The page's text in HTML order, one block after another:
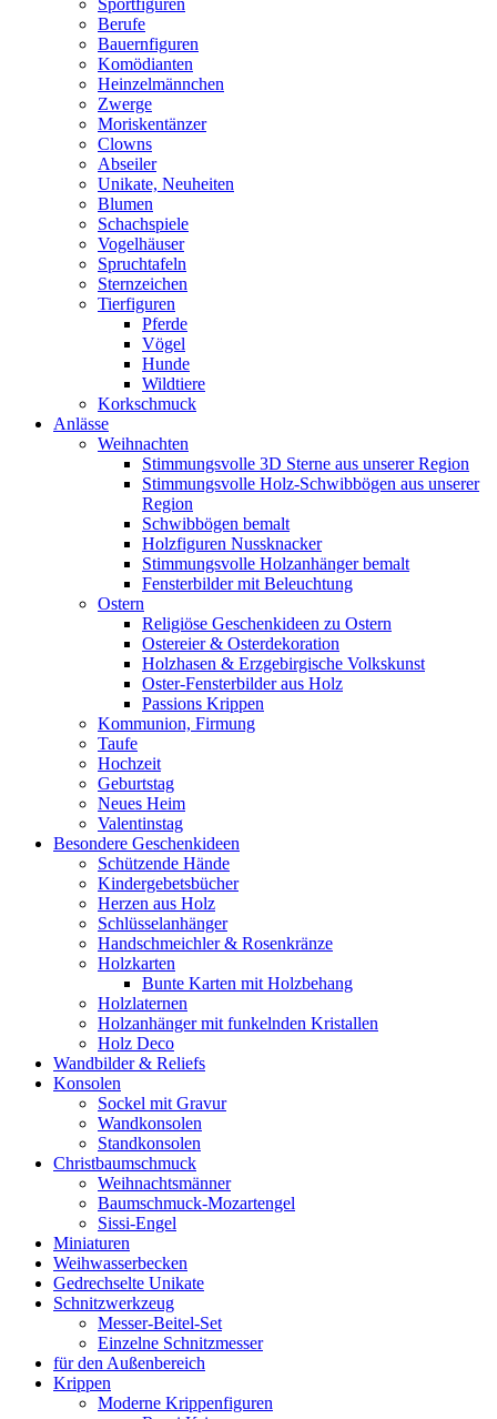
Sportfiguren
Berufe
Bauernfiguren
Komödianten
Heinzelmännchen
Zwerge
Moriskentänzer
Clowns
Abseiler
Unikate, Neuheiten
Blumen
Schachspiele
Vogelhäuser
Spruchtafeln
Sternzeichen
Tierfiguren
Pferde
Vögel
Hunde
Wildtiere
Korkschmuck
Anlässe
Weihnachten
Stimmungsvolle 3D Sterne aus unserer Region
Stimmungsvolle Holz-Schwibbögen aus unserer
Region
Schwibbögen bemalt
Holzfiguren Nussknacker
Stimmungsvolle Holzanhänger bemalt
Fensterbilder mit Beleuchtung
Ostern
Religiöse Geschenkideen zu Ostern
Ostereier & Osterdekoration
Holzhasen & Erzgebirgische Volkskunst
Oster-Fensterbilder aus Holz
Passions Krippen
Kommunion, Firmung
Taufe
Hochzeit
Geburtstag
Neues Heim
Valentinstag
Besondere Geschenkideen
Schützende Hände
Kindergebetsbücher
Herzen aus Holz
Schlüsselanhänger
Handschmeichler & Rosenkränze
Holzkarten
Bunte Karten mit Holzbehang
Holzlaternen
Holzanhänger mit funkelnden Kristallen
Holz Deco
Wandbilder & Reliefs
Konsolen
Sockel mit Gravur
Wandkonsolen
Standkonsolen
Christbaumschmuck
Weihnachtsmänner
Baumschmuck-Mozartengel
Sissi-Engel
Miniaturen
Weihwasserbecken
Gedrechselte Unikate
Schnitzwerkzeug
Messer-Beitel-Set
Einzelne Schnitzmesser
für den Außenbereich
Krippen
Moderne Krippenfiguren